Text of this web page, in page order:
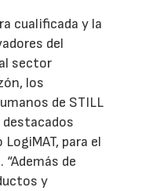
cualificada y la
del
sector
los
de STILL
para el
de
y